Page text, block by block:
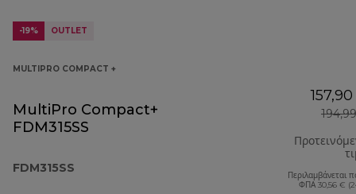
-19% OUTLET
MULTIPRO COMPACT +
MultiPro Compact+
FDM315SS
FDM315SS
Περιλαμβάνεται
ΦΠΑ 30,56 €